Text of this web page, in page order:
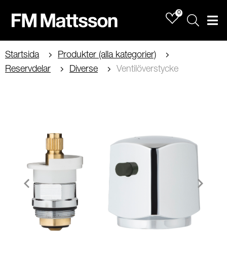
0
Sök
Startsida
Produkter (alla kategorier)
Reservdelar
Diverse Ventilöverstycke